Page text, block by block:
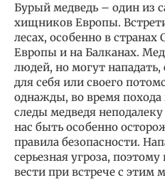
Бурый медведь – один из
хищников Европы.
лесах, особенно в
Европы и на Балканах.
людей, но могут
для себя или своего
однажды, во время
следы медведя
нас быть особенно
правила безопасности.
серьезная угроза,
вести при встрече с этим